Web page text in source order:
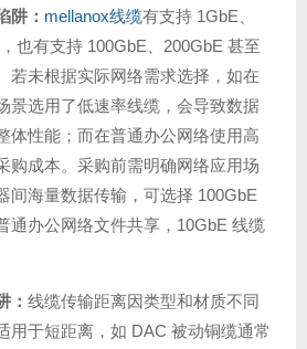
阱 ： mellanox线缆有支持 1GbE、
也有支持 100GbE、200GbE 甚至
若未根据实际网络需求选择，如在
景选用了低速率线缆，会导致数据
体性能；而在普通办公网络使用高
购成本。采购前需明确网络应用场
间海量数据传输，可选择 100GbE
通办公网络文件共享，10GbE 线缆
： 线缆传输距离因类型和材质不同
用于短距离，如 DAC 被动铜缆通常